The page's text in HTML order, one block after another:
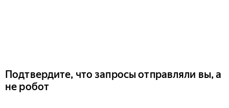
Подтвердите, что запросы отправляли вы, а
не робот